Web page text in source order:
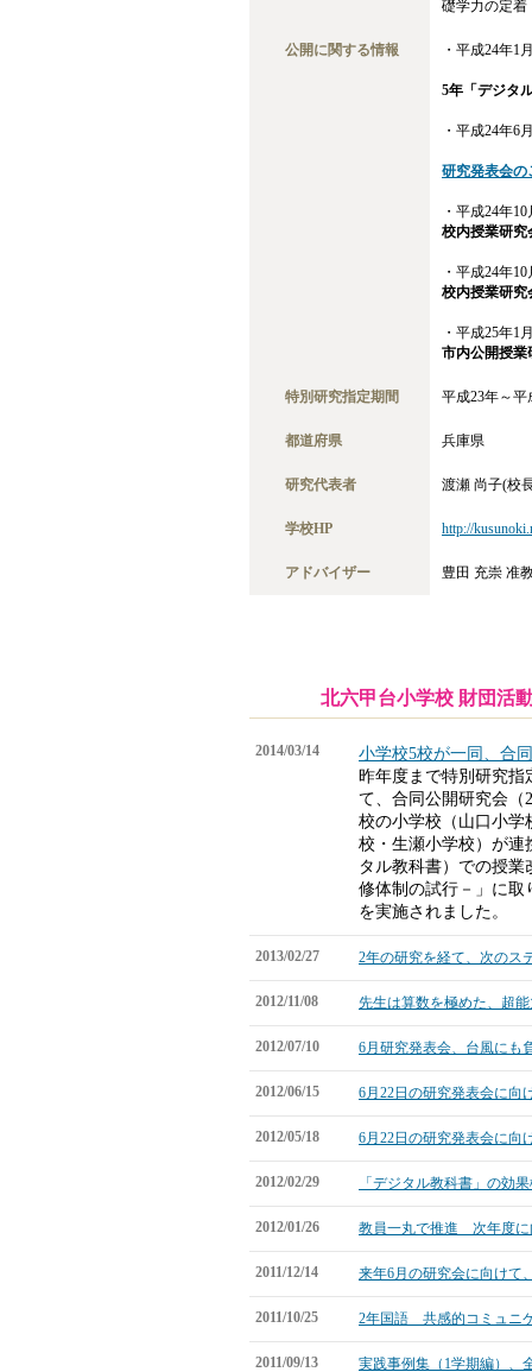
礎学力の定着
公開に関する情報 ・平成24年1
5年「デジタ
・平成24年6
研究発表会の
・平成24年
校内授業研究
・平成24年
校内授業研究
・平成25年1
市内公開授業
特別研究指定期間 平成23年～平
都道府県 兵庫県
研究代表者 渡瀬 尚子(校
学校HP http://
アドバイザー 豊田 充崇 准
北六甲台小学校 財団活
2014/03/14
小学校5校が一同、合
昨年度まで特別研究指
て、合同公開研究会（
校の小学校（山口小学
校・生瀬小学校）が連
タル教科書）での授
修体制の試行－」に取
を実施されました。
2013/02/27 2年の研究を経て、次のス
2012/11/08 先生は算数を極めた、超
2012/07/10 6月研究発表会、台風にも
2012/06/15 6月22日の研究発表会に
2012/05/18 6月22日の研究発表会に向
2012/02/29 「デジタル教科書」の効
2012/01/26 教員一丸で推進 次年度
2011/12/14 来年6月の研究会に向けて
2011/10/25 2年国語 共感的コミュニ
2011/09/13 実践事例集（1学期編）、